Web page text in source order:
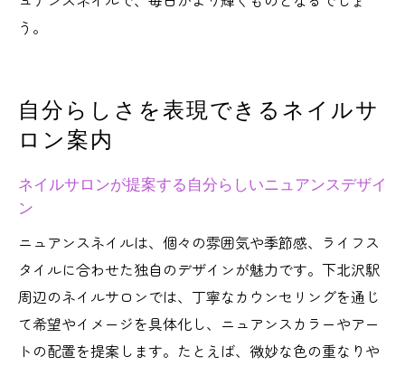
口コミが語る個性派向けネイルサロンの実
ワンカラー派も満足できる下北沢ネイル事情
ネイルサロンで叶う洗練のワンカラー施術
体験
ンカラー
ネイルサロンでワンカラーが人気の理由を
解説
シンプル派におすすめなネイルサロンの特
徴とは
う。
自分らしさを表現できるネイルサ
ロン案内
ネイルサロンが提案する自分らしいニュアンスデザイ
ン
ニュアンスネイルは、個々の雰囲気や季節感、ライフス
タイルに合わせた独自のデザインが魅力です。下北沢駅
周辺のネイルサロンでは、丁寧なカウンセリングを通じ
て希望やイメージを具体化し、ニュアンスカラーやアー
トの配置を提案します。たとえば、微妙な色の重なりや